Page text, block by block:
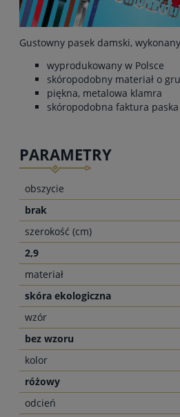
Gustowny pasek damski,
wyprodukowany w Polsce
skóropodobny materiał o
piękna, metalowa klamra
skóropodobna faktura paska
PARAMETRY
obszycie
brak
szerokość (cm)
2,9
materiał
skóra ekologiczna
wzór
bez wzoru
kolor
różowy
odcień